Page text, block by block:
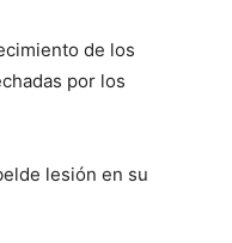
de los
por los
lesión en su